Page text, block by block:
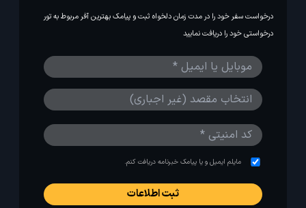
درخواست سفر خود را در مدت زمان دلخواه ثبت و پیامک بهترین آفر مربوط به تور
درخواستی خود را دریافت نمایید
مایلم ایمیل و یا پیامک خبرنامه دریافت کنم.